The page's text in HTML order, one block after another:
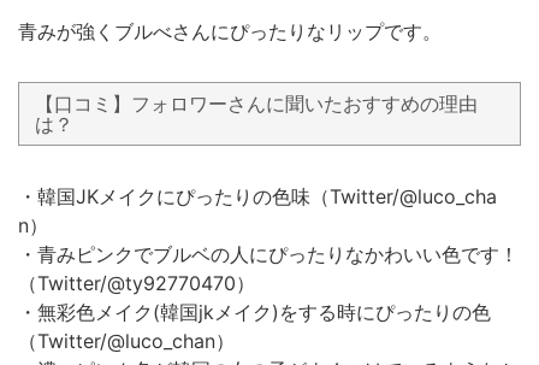
青みが強くブルべさんにぴったりなリップです。
【口コミ】フォロワーさんに聞いたおすすめの理由
は？
・韓国JKメイクにぴったりの色味（Twitter/@luco_cha
n）
・青みピンクでブルベの人にぴったりなかわいい色です！
（Twitter/@ty92770470）
・無彩色メイク(韓国jkメイク)をする時にぴったりの色
（Twitter/@luco_chan）